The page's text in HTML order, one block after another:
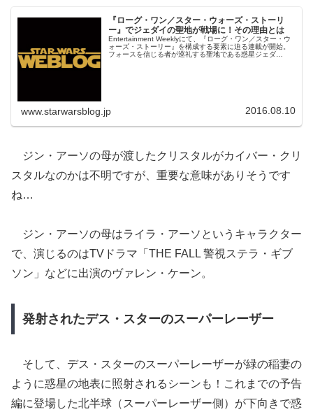
『ローグ・ワン／スター・ウォーズ・ストーリ
ー』でジェダイの聖地が戦場に！その理由とは
Entertainment Weeklyにて、『ローグ・ワン／スター・ウ
ォーズ・ストーリー』を構成する要素に迫る連載が開始。
フォースを信じる者が巡礼する聖地である惑星ジェダ
www.starwarsblog.jp 2016.08.10
ジン・アーソの母が渡したクリスタルがカイバー・クリ
スタルなのかは不明ですが、重要な意味がありそうです
ね…
ジン・アーソの母はライラ・アーソというキャラクター
で、演じるのはTVドラマ「THE FALL 警視ステラ・ギブ
ソン」などに出演のヴァレン・ケーン。
発射されたデス・スターのスーパーレーザー
そして、デス・スターのスーパーレーザーが緑の稲妻の
ように惑星の地表に照射されるシーンも！これまでの予告
編に登場した北半球（スーパーレーザー側）が下向きで惑